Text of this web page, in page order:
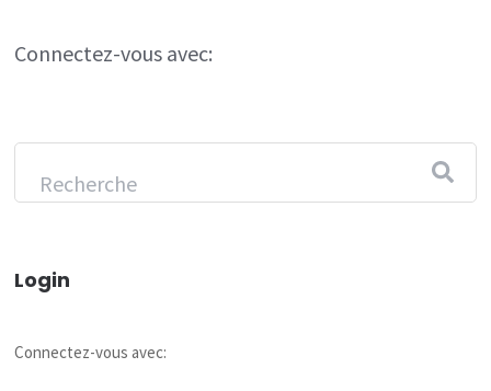
Connectez-vous avec:
Login
Connectez-vous avec: